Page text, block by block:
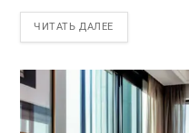
ЧИТАТЬ ДАЛЕЕ